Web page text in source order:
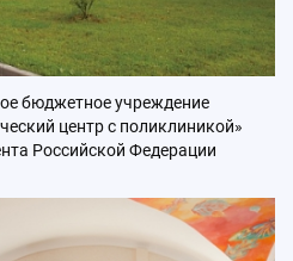
бюджетное учреждение
центр с поликлиникой»
Российской Федерации